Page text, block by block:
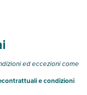
ed eccezioni come
e condizioni